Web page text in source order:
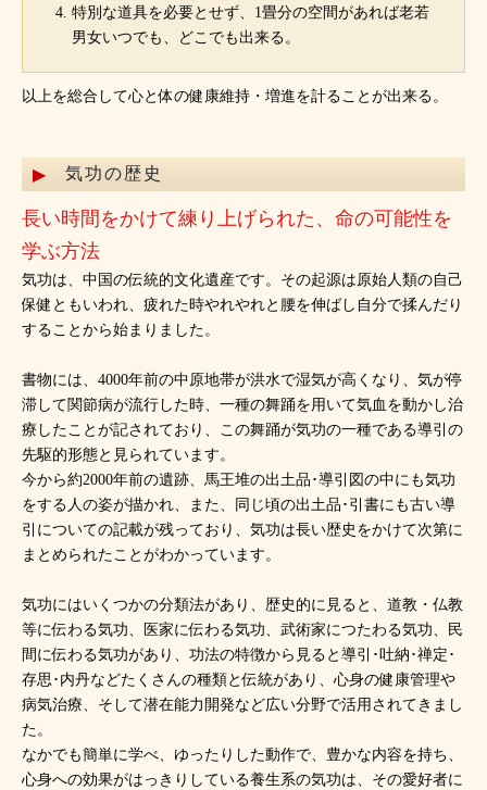
特別な道具を必要とせず、1畳分の空間があれば老若
男女いつでも、どこでも出来る。
以上を総合して心と体の健康維持・増進を計ることが出来る。
気功の歴史
長い時間をかけて練り上げられた、命の可能性を
学ぶ方法
気功は、中国の伝統的文化遺産です。その起源は原始人類の自己
保健ともいわれ、疲れた時やれやれと腰を伸ばし自分で揉んだり
することから始まりました。
書物には、4000年前の中原地帯が洪水で湿気が高くなり、気が停
滞して関節病が流行した時、一種の舞踊を用いて気血を動かし治
療したことが記されており、この舞踊が気功の一種である導引の
先駆的形態と見られています。
今から約2000年前の遺跡、馬王堆の出土品･導引図の中にも気功
をする人の姿が描かれ、また、同じ頃の出土品･引書にも古い導
引についての記載が残っており、気功は長い歴史をかけて次第に
まとめられたことがわかっています。
気功にはいくつかの分類法があり、歴史的に見ると、道教・仏教
等に伝わる気功、医家に伝わる気功、武術家につたわる気功、民
間に伝わる気功があり、功法の特徴から見ると導引･吐納･禅定･
存思･内丹などたくさんの種類と伝統があり、心身の健康管理や
病気治療、そして潜在能力開発など広い分野で活用されてきまし
た。
なかでも簡単に学べ、ゆったりした動作で、豊かな内容を持ち、
心身への効果がはっきりしている養生系の気功は、その愛好者に